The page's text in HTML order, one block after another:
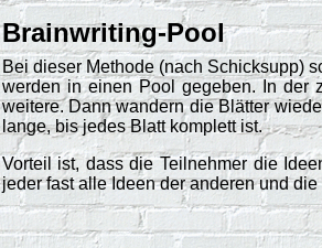
Brainwriting-Pool
Bei dieser Methode (nach Schicksupp)
werden in einen Pool gegeben. In der
weitere. Dann wandern die Blätter
lange, bis jedes Blatt komplett ist.
Vorteil ist, dass die Teilnehmer die
jeder fast alle Ideen der anderen und